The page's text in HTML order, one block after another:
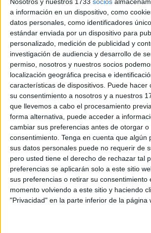
a información en un dispositivo, como
datos personales, como identificadores
estándar enviada por un dispositivo para
personalizado, medición de publicidad y
investigación de audiencia y desarrollo de
permiso, nosotros y nuestros socios
localización geográfica precisa e
características de dispositivos. Puede hacer
su consentimiento a nosotros y a nuestros
que llevemos a cabo el procesamiento
forma alternativa, puede acceder a
cambiar sus preferencias antes de otorgar o
consentimiento. Tenga en cuenta que algún
sus datos personales puede no requerir de
pero usted tiene el derecho de rechazar tal
preferencias se aplicarán solo a este sitio
sus preferencias o retirar su consentimiento
momento volviendo a este sitio y haciendo
"Privacidad" en la parte inferior de la página
Este sábado ha dado comienzo una
torneo derugby playa con la
equipos tanto de Ceuta como de la
Laplaya de la Riberafue el escenario
realizar este torneo tan señalado
Hércules Rugby Ceuta, la federación
laComandancia Generalde Ceuta.
Los primeros partidos se celebraron en
sábado donde se pudo ver a los
como femenino desenvolverse de sus
todo lo posible por hacer puntos,
posible y los adversarios no lo tiraran a
rivales.